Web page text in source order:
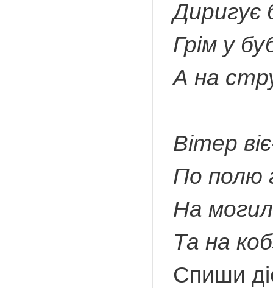
Диригує
Грім у
А на
Вітер
По полю
На
Та на
Спиши